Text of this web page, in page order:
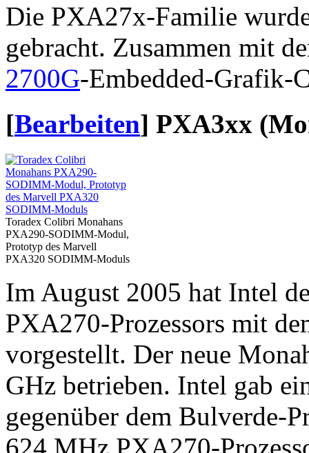
Die PXA27x-Familie
gebracht. Zusammen mit
2700G-Embedded-Grafik-
[Bearbeiten] PXA3xx
Toradex Colibri Monahans
PXA290-SODIMM-Modul,
Prototyp des Marvell
PXA320 SODIMM-Moduls
Im August 2005 hat Intel
PXA270-Prozessors mit
vorgestellt. Der neue
GHz betrieben. Intel gab
gegenüber dem Bulverde-